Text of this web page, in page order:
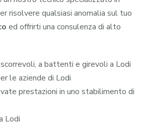
risolvere qualsiasi anomalia sul tuo
ed offrirti una consulenza di alto
a battenti e girevoli a Lodi
le aziende di Lodi
prestazioni in uno stabilimento di
Lodi